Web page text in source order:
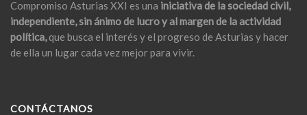
Compromiso Asturias XXI es una iniciativa de la sociedad civil,
independiente, sin ánimo de lucro y al margen de la actividad
política,que busca el interés y el progreso de Asturias y hacer
de ella un lugar cada vez mejor para vivir.
CONTÁCTANOS